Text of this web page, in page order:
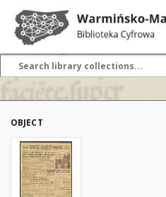
OBJECT